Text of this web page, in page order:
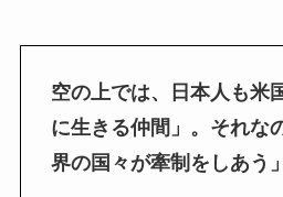
空の上では、日本人も米
に生きる仲間」。それな
界の国々が牽制をしあう」